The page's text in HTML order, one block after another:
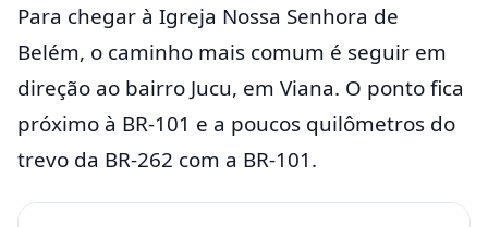
Para chegar à Igreja Nossa Senhora de
Belém, o caminho mais comum é seguir em
direção ao bairro Jucu, em Viana. O ponto fica
próximo à BR-101 e a poucos quilômetros do
trevo da BR-262 com a BR-101.